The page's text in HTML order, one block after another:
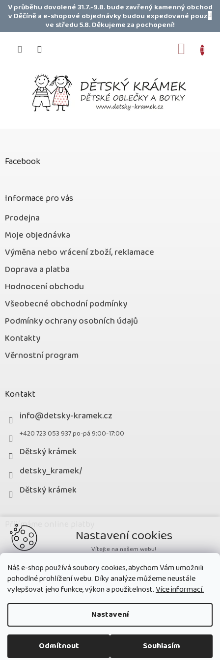
Náš e-shop používá soubory cookies, abychom Vám umožnili
pohodlné prohlížení webu. Díky analýze můžeme neustále
vylepšovat jeho funkce, výkon a použitelnost.Více informací.
Nastavení
Odmítnout Souhlasím
PřejítV průběhu dovolené 31.7.-9.8. bude zavřený kamenný obchod
v Děčíně a e-shopové objednávky budou expedované pouze
ve středu 5.8. Děkujeme za pochopení!
Facebook
Informace pro vás
Prodejna
Moje objednávka
Výměna nebo vrácení zboží, reklamace
Doprava a platba
Hodnocení obchodu
Všeobecné obchodní podmínky
Podmínky ochrany osobních údajů
Kontakty
Věrnostní program
Kontakt
info@detsky-kramek.cz
+420 723 053 937 po-pá 9:00-17:00
Dětský krámek
detsky_kramek/
Dětský krámek
Přijímáme online platby
Copyright 2026Dětský krámek. Všechna práva vyhrazena.Upravit
Nastavení cookies
Vítejte na našem webu!
Potřebujeme nastavit cookies a související technologie, aby
zobrazovaný obsah odpovídal vašim potřebám a vy na webu nalezli
přesně to, co potřebujete. Soubory cookies používané na našem webu
nikdy neslouží ke zjišťování totožnosti uživatelů stránek.
Přijmout všechny cookies
Nastavit